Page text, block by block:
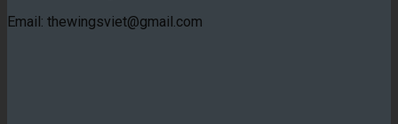
Email: thewingsviet@gmail.com